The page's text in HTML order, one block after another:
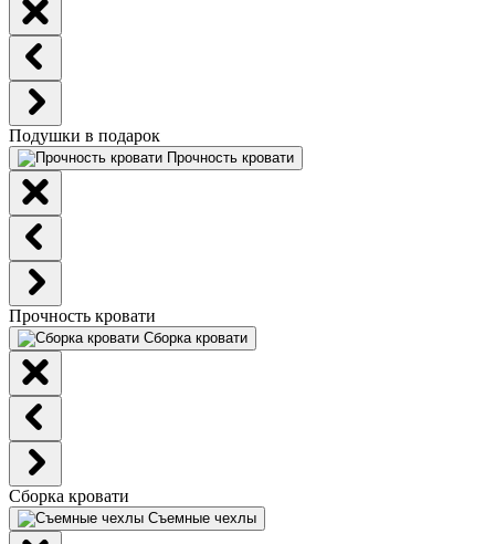
Подушки в подарок
Прочность кровати
Прочность кровати
Сборка кровати
Сборка кровати
Съемные чехлы